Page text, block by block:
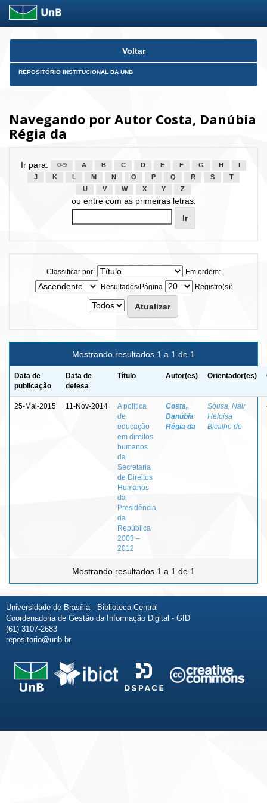
Skip
Voltar
REPOSITÓRIO INSTITUCIONAL DA UNB
Navegando por Autor Costa, Danúbia
Régia da
Ir para: 0-9 A B C D E F G H
J
K L M N O P Q R S
T
U
V W X Y Z
ou entre com as primeiras letras:
Classificar por:
Em ordem:
Resultados/Página
Registro(s):
Mostrando resultados 1 a 1 de 1
Data de
publicação
Data de
defesa
Título Autor(es) Orientador(es)
25-Mai-2015 11-Nov-2014
A política
de
educação
em direitos
humanos
da
Secretaria
de Direitos
Humanos
da
Presidência
da
República
2003 –
2012
Costa,
Danúbia
Régia da
Sousa, Nair
Heloisa
Bicalho de
Mostrando resultados 1 a 1 de 1
Universidade de Brasília - Biblioteca Central
Coordenadoria de Gestão da Informação Digital - GID
(61) 3107-2683
repositorio@unb.br